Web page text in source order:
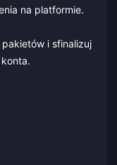
na platformie.
i sfinalizuj